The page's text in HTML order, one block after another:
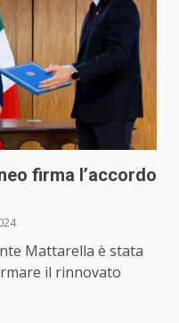
firma l’accordo
Mattarella è stata
il rinnovato